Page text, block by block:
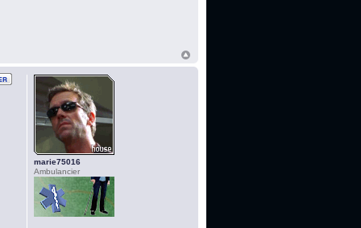
marie75016
Ambulancier